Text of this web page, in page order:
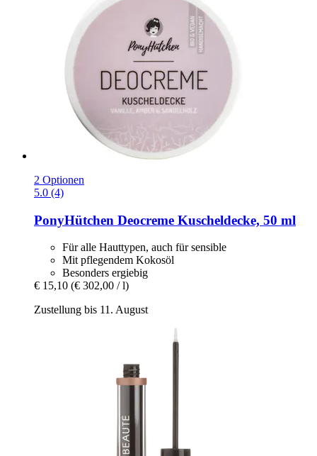
2 Optionen
5.0 (4)
PonyHütchen Deocreme Kuscheldecke, 50 ml
Für alle Hauttypen, auch für sensible
Mit pflegendem Kokosöl
Besonders ergiebig
€ 15,10 (€ 302,00 / l)
Zustellung bis 11. August